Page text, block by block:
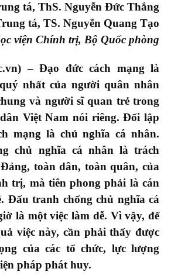
tá, ThS. Nguyễn Đức Thắng
tá, TS. Nguyễn Quang Tạo
viện Chính trị, Bộ Quốc phòng
– Đạo đức cách mạng là
nhất của người quân nhân
và người sĩ quan trẻ trong
Việt Nam nói riêng. Đối lập
mạng là chủ nghĩa cá nhân.
chủ nghĩa cá nhân là trách
toàn dân, toàn quân, của
trị, mà tiên phong phải là cán
Đấu tranh chống chủ nghĩa cá
là một việc làm dễ. Vì vậy, để
việc này, cần phải thấy được
của các tổ chức, lực lượng
pháp phát huy.